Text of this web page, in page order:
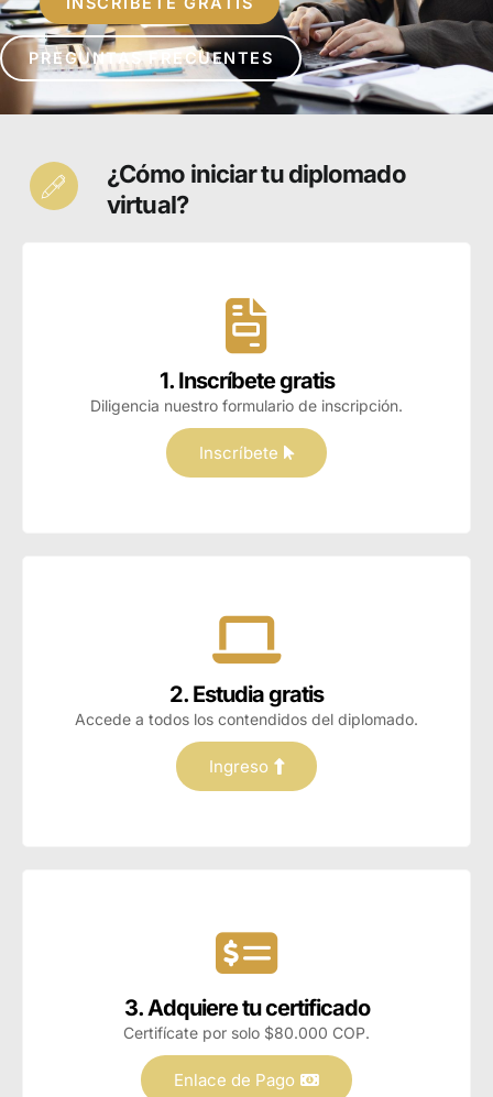
PREGUNTAS FRECUENTES
¿Cómo iniciar tu diplomado
virtual?
1. Inscríbete gratis
Diligencia nuestro formulario de inscripción.
Inscríbete
2. Estudia gratis
Accede a todos los contendidos del diplomado.
Ingreso
3. Adquiere tu certificado
Certifícate por solo $80.000 COP.
Enlace de Pago